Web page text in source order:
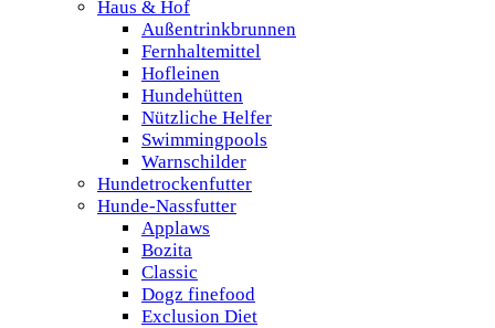
Haus & Hof
Außentrinkbrunnen
Fernhaltemittel
Hofleinen
Hundehütten
Nützliche Helfer
Swimmingpools
Warnschilder
Hundetrockenfutter
Hunde-Nassfutter
Applaws
Bozita
Classic
Dogz finefood
Exclusion Diet